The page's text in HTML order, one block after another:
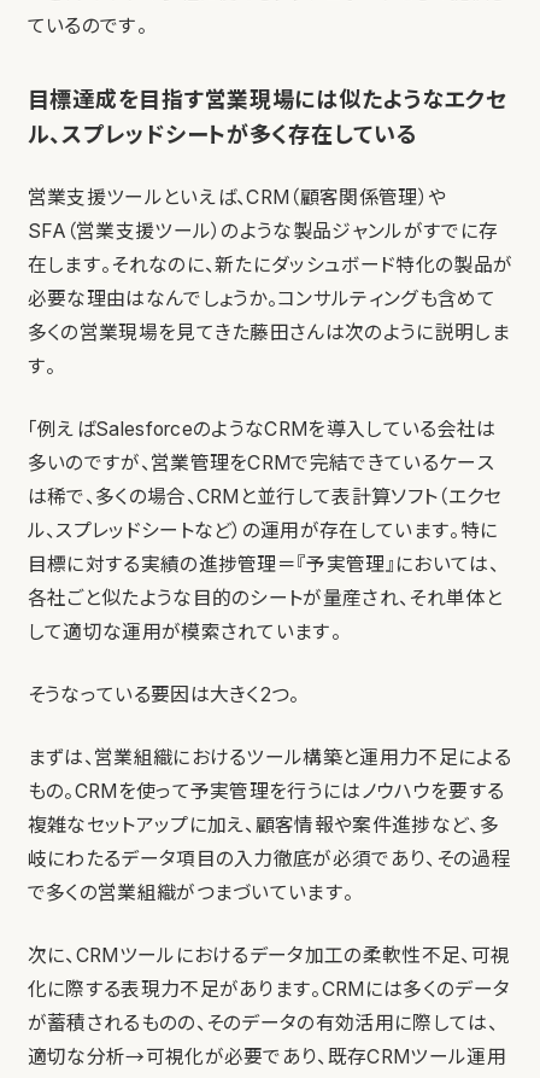
ているのです。
目標達成を目指す営業現場には似たようなエクセ
ル、スプレッドシートが多く存在している
営業支援ツールといえば、CRM（顧客関係管理）や
SFA（営業支援ツール）のような製品ジャンルがすでに存
在します。それなのに、新たにダッシュボード特化の製品が
必要な理由はなんでしょうか。コンサルティングも含めて
多くの営業現場を見てきた藤田さんは次のように説明しま
す。
「例えばSalesforceのようなCRMを導入している会社は
多いのですが、営業管理をCRMで完結できているケース
は稀で、多くの場合、CRMと並行して表計算ソフト（エクセ
ル、スプレッドシートなど）の運用が存在しています。特に
目標に対する実績の進捗管理＝『予実管理』においては、
各社ごと似たような目的のシートが量産され、それ単体と
して適切な運用が模索されています。
そうなっている要因は大きく2つ。
まずは、営業組織におけるツール構築と運用力不足による
もの。CRMを使って予実管理を行うにはノウハウを要する
複雑なセットアップに加え、顧客情報や案件進捗など、多
岐にわたるデータ項目の入力徹底が必須であり、その過程
で多くの営業組織がつまづいています。
次に、CRMツールにおけるデータ加工の柔軟性不足、可視
化に際する表現力不足があります。CRMには多くのデータ
が蓄積されるものの、そのデータの有効活用に際しては、
適切な分析→可視化が必要であり、既存CRMツール運用